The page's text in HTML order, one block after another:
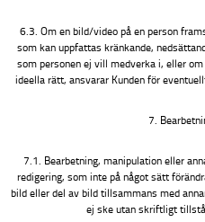
6.3. Om en bild/video på en person
som kan uppfattas kränkande,
som personen ej vill medverka i, eller
ideella rätt, ansvarar Kunden för
7.
7.1. Bearbetning, manipulation eller
redigering, som inte på något sätt
bild eller del av bild tillsammans med
ej ske utan skriftligt